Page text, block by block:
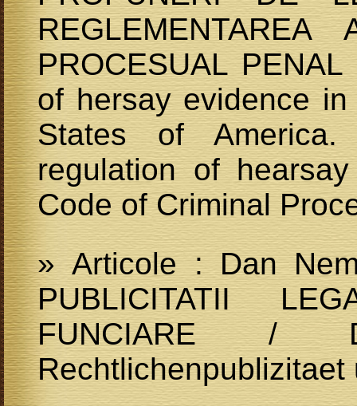
PROCESUAL
of hersay evidence
States of
regulation of
Code of Criminal
» Articole : Dan
PUBLICITATII
FUNCIARE /